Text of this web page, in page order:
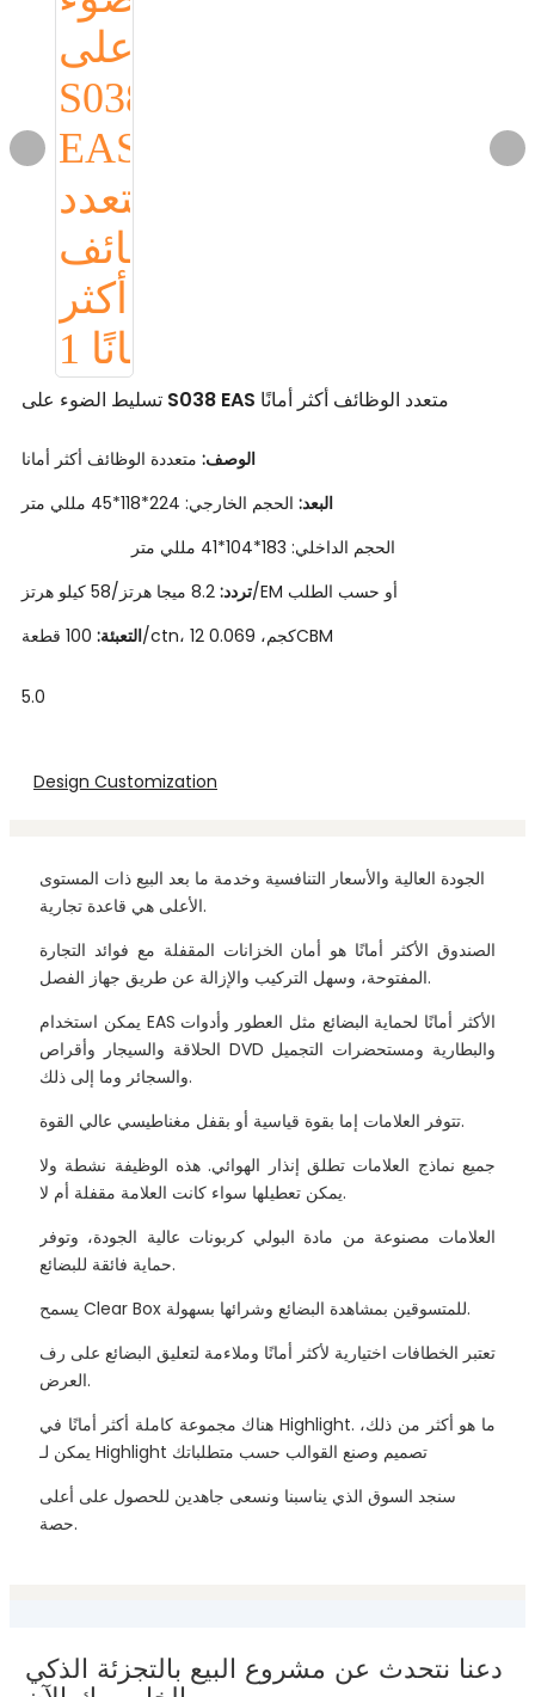
تسليط الضوء على S038 EAS متعدد الوظائف أكثر أمانًا
الوصف: متعددة الوظائف أكثر أمانا
البعد:
الحجم الداخلي: 183*104*41 مللي متر
تردد:
8.2 ميجا هرتز/58 كيلو هرتز/EM أو حسب الطلب
التعبئة:
100 قطعة/ctn، 12 كجم، 0.069CBM
5.0
Design Customization
الجودة العالية والأسعار التنافسية وخدمة ما بعد البيع ذات المستوى
الأعلى هي قاعدة تجارية.
الصندوق الأكثر أمانًا هو أمان الخزانات المقفلة مع فوائد التجارة
المفتوحة، وسهل التركيب والإزالة عن طريق جهاز الفصل.
يمكن استخدام EAS الأكثر أمانًا لحماية البضائع مثل العطور وأدوات
الحلاقة والسيجار وأقراص DVD والبطارية ومستحضرات التجميل
والسجائر وما إلى ذلك.
تتوفر العلامات إما بقوة قياسية أو بقفل مغناطيسي عالي القوة.
جميع نماذج العلامات تطلق إنذار الهوائي. هذه الوظيفة نشطة ولا
يمكن تعطيلها سواء كانت العلامة مقفلة أم لا.
العلامات مصنوعة من مادة البولي كربونات عالية الجودة، وتوفر
حماية فائقة للبضائع.
يسمح Clear Box للمتسوقين بمشاهدة البضائع وشرائها بسهولة.
تعتبر الخطافات اختيارية لأكثر أمانًا وملاءمة لتعليق البضائع على رف
العرض.
هناك مجموعة كاملة أكثر أمانًا في Highlight. ما هو أكثر من ذلك،
سنجد السوق الذي يناسبنا ونسعى جاهدين للحصول على أعلى
حصة.
دعنا نتحدث عن مشروع البيع بالتجزئة الذكي